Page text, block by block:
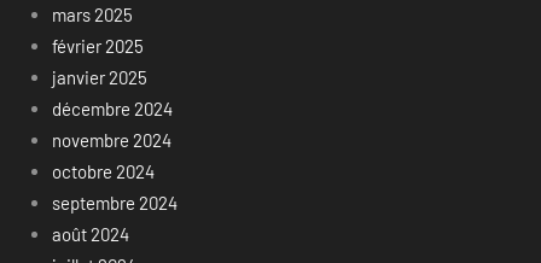
mars 2025
février 2025
janvier 2025
décembre 2024
novembre 2024
octobre 2024
septembre 2024
août 2024